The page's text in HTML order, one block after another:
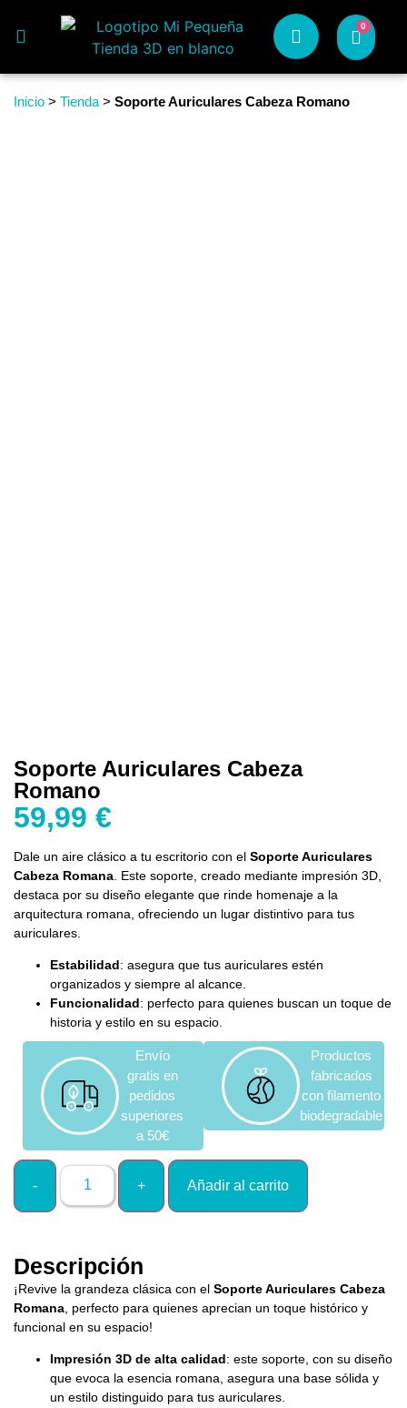
0
Inicio > Tienda > Soporte Auriculares Cabeza Romano
Soporte Auriculares Cabeza
Romano
59,99 €
Dale un aire clásico a tu escritorio con el Soporte Auriculares
Cabeza Romana . Este soporte, creado mediante impresión 3D,
destaca por su diseño elegante que rinde homenaje a la
arquitectura romana, ofreciendo un lugar distintivo para tus
auriculares.
Estabilidad: asegura que tus auriculares estén
organizados y siempre al alcance.
Funcionalidad: perfecto para quienes buscan un toque de
historia y estilo en su espacio.
Envío
gratis en
pedidos
superiores
a 50€
Productos
fabricados
con filamento
biodegradable
Añadir al carrito
Descripción
¡Revive la grandeza clásica con el Soporte Auriculares Cabeza
Romana , perfecto para quienes aprecian un toque histórico y
funcional en su espacio!
Impresión 3D de alta calidad: este soporte, con su diseño
que evoca la esencia romana, asegura una base sólida y
un estilo distinguido para tus auriculares.